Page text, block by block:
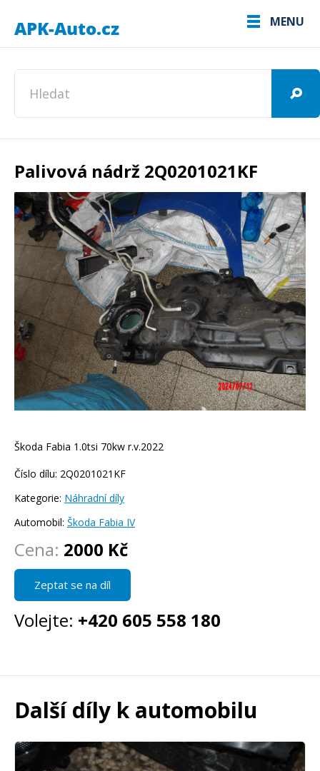
MENU
Palivová nádrž 2Q0201021KF
Škoda Fabia 1.0tsi 70kw r.v.2022
Číslo dílu: 2Q0201021KF
Kategorie: Náhradní díly
Automobil: Škoda Fabia IV
Cena: 2000 Kč
Zeptat se na díl
Volejte: +420 605 558 180
Další díly k automobilu